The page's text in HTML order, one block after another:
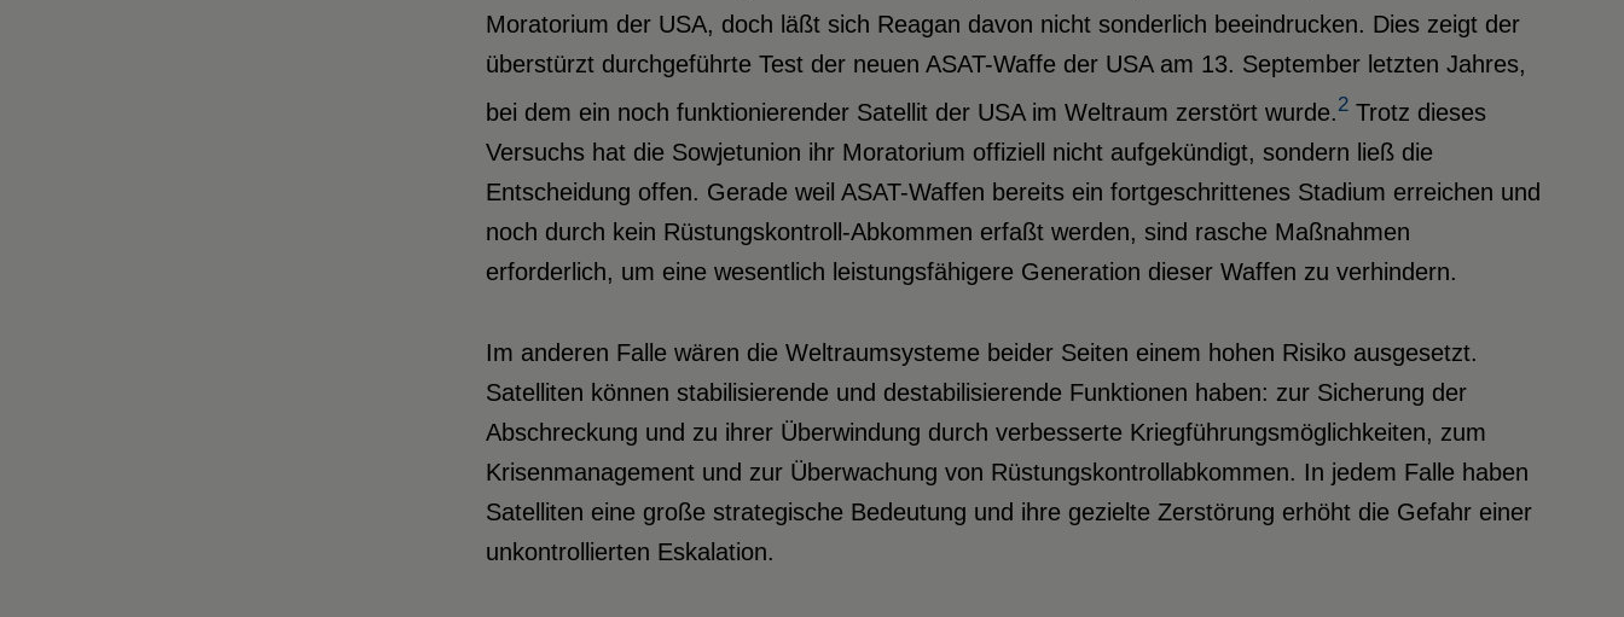
Moratorium der USA, doch läßt sich Reagan davon nicht sonderlich beeindrucken. Dies zeigt der
überstürzt durchgeführte Test der neuen ASAT-Waffe der USA am 13. September letzten Jahres,
bei dem ein noch funktionierender Satellit der USA im Weltraum zerstört wurde.2Trotz dieses
Versuchs hat die Sowjetunion ihr Moratorium offiziell nicht aufgekündigt, sondern ließ die
Entscheidung offen. Gerade weil ASAT-Waffen bereits ein fortgeschrittenes Stadium erreichen und
noch durch kein Rüstungskontroll-Abkommen erfaßt werden, sind rasche Maßnahmen
erforderlich, um eine wesentlich leistungsfähigere Generation dieser Waffen zu verhindern.
Im anderen Falle wären die Weltraumsysteme beider Seiten einem hohen Risiko ausgesetzt.
Satelliten können stabilisierende und destabilisierende Funktionen haben: zur Sicherung der
Abschreckung und zu ihrer Überwindung durch verbesserte Kriegführungsmöglichkeiten, zum
Krisenmanagement und zur Überwachung von Rüstungskontrollabkommen. In jedem Falle haben
Satelliten eine große strategische Bedeutung und ihre gezielte Zerstörung erhöht die Gefahr einer
unkontrollierten Eskalation.